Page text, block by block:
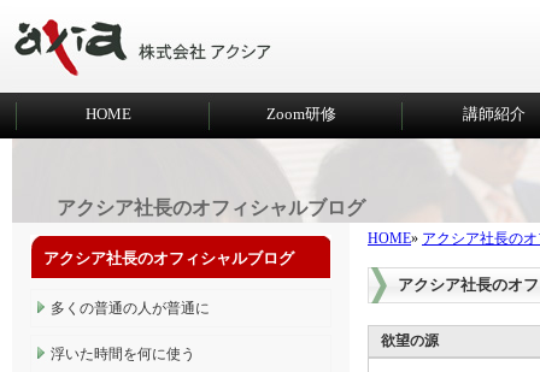
HOME Zoom研修 講師紹介
アクシア社長のオフィシャルブログ
HOME» アクシア社長の
アクシア社長のオ
欲望の源
アクシア社長のオフィシャルブログ
多くの普通の人が普通に
浮いた時間を何に使う